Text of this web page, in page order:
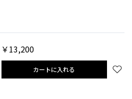
￥13,200
カートに入れる